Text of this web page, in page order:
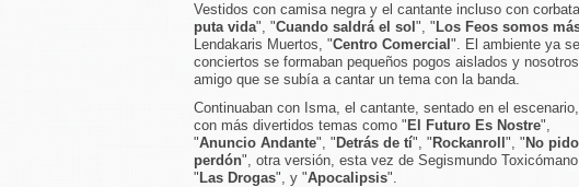
Vestidos con camisa negra y el cantante incluso con
puta vida", "Cuando saldrá el sol ", " Los Feos somos
Lendakaris Muertos, "Centro Comercial ". El ambiente ya
conciertos se formaban pequeños pogos aislados y
amigo que se subía a cantar un tema con la banda.
Continuaban con Isma, el cantante, sentado en el escenario,
con más divertidos temas como " El Futuro Es Nostre",
"Anuncio Andante", " Detrás de tí", " Rockanroll ", " No pido
perdón", otra versión, esta vez de Segismundo
" Las Drogas", y "Apocalipsis".